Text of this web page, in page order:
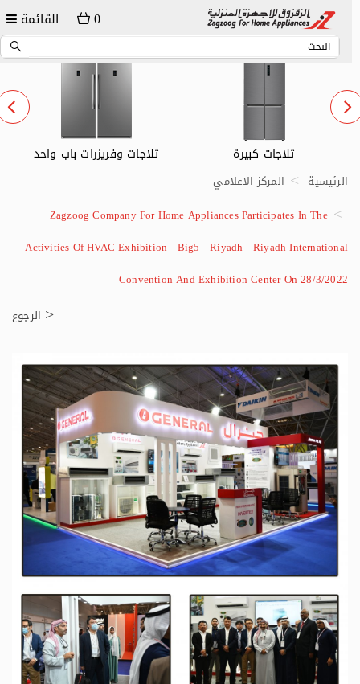
القائمة 0
ثلاجات وفريزرات باب واحد ثلاجات صغيرة
الرئيسية
المركز الاعلامي
Zagzoog Company For Home Appliances Participates In The
Activities Of HVAC Exhibition - Big5 - Riyadh - Riyadh International
Convention And Exhibition Center On 28/3/2022
الرجوع